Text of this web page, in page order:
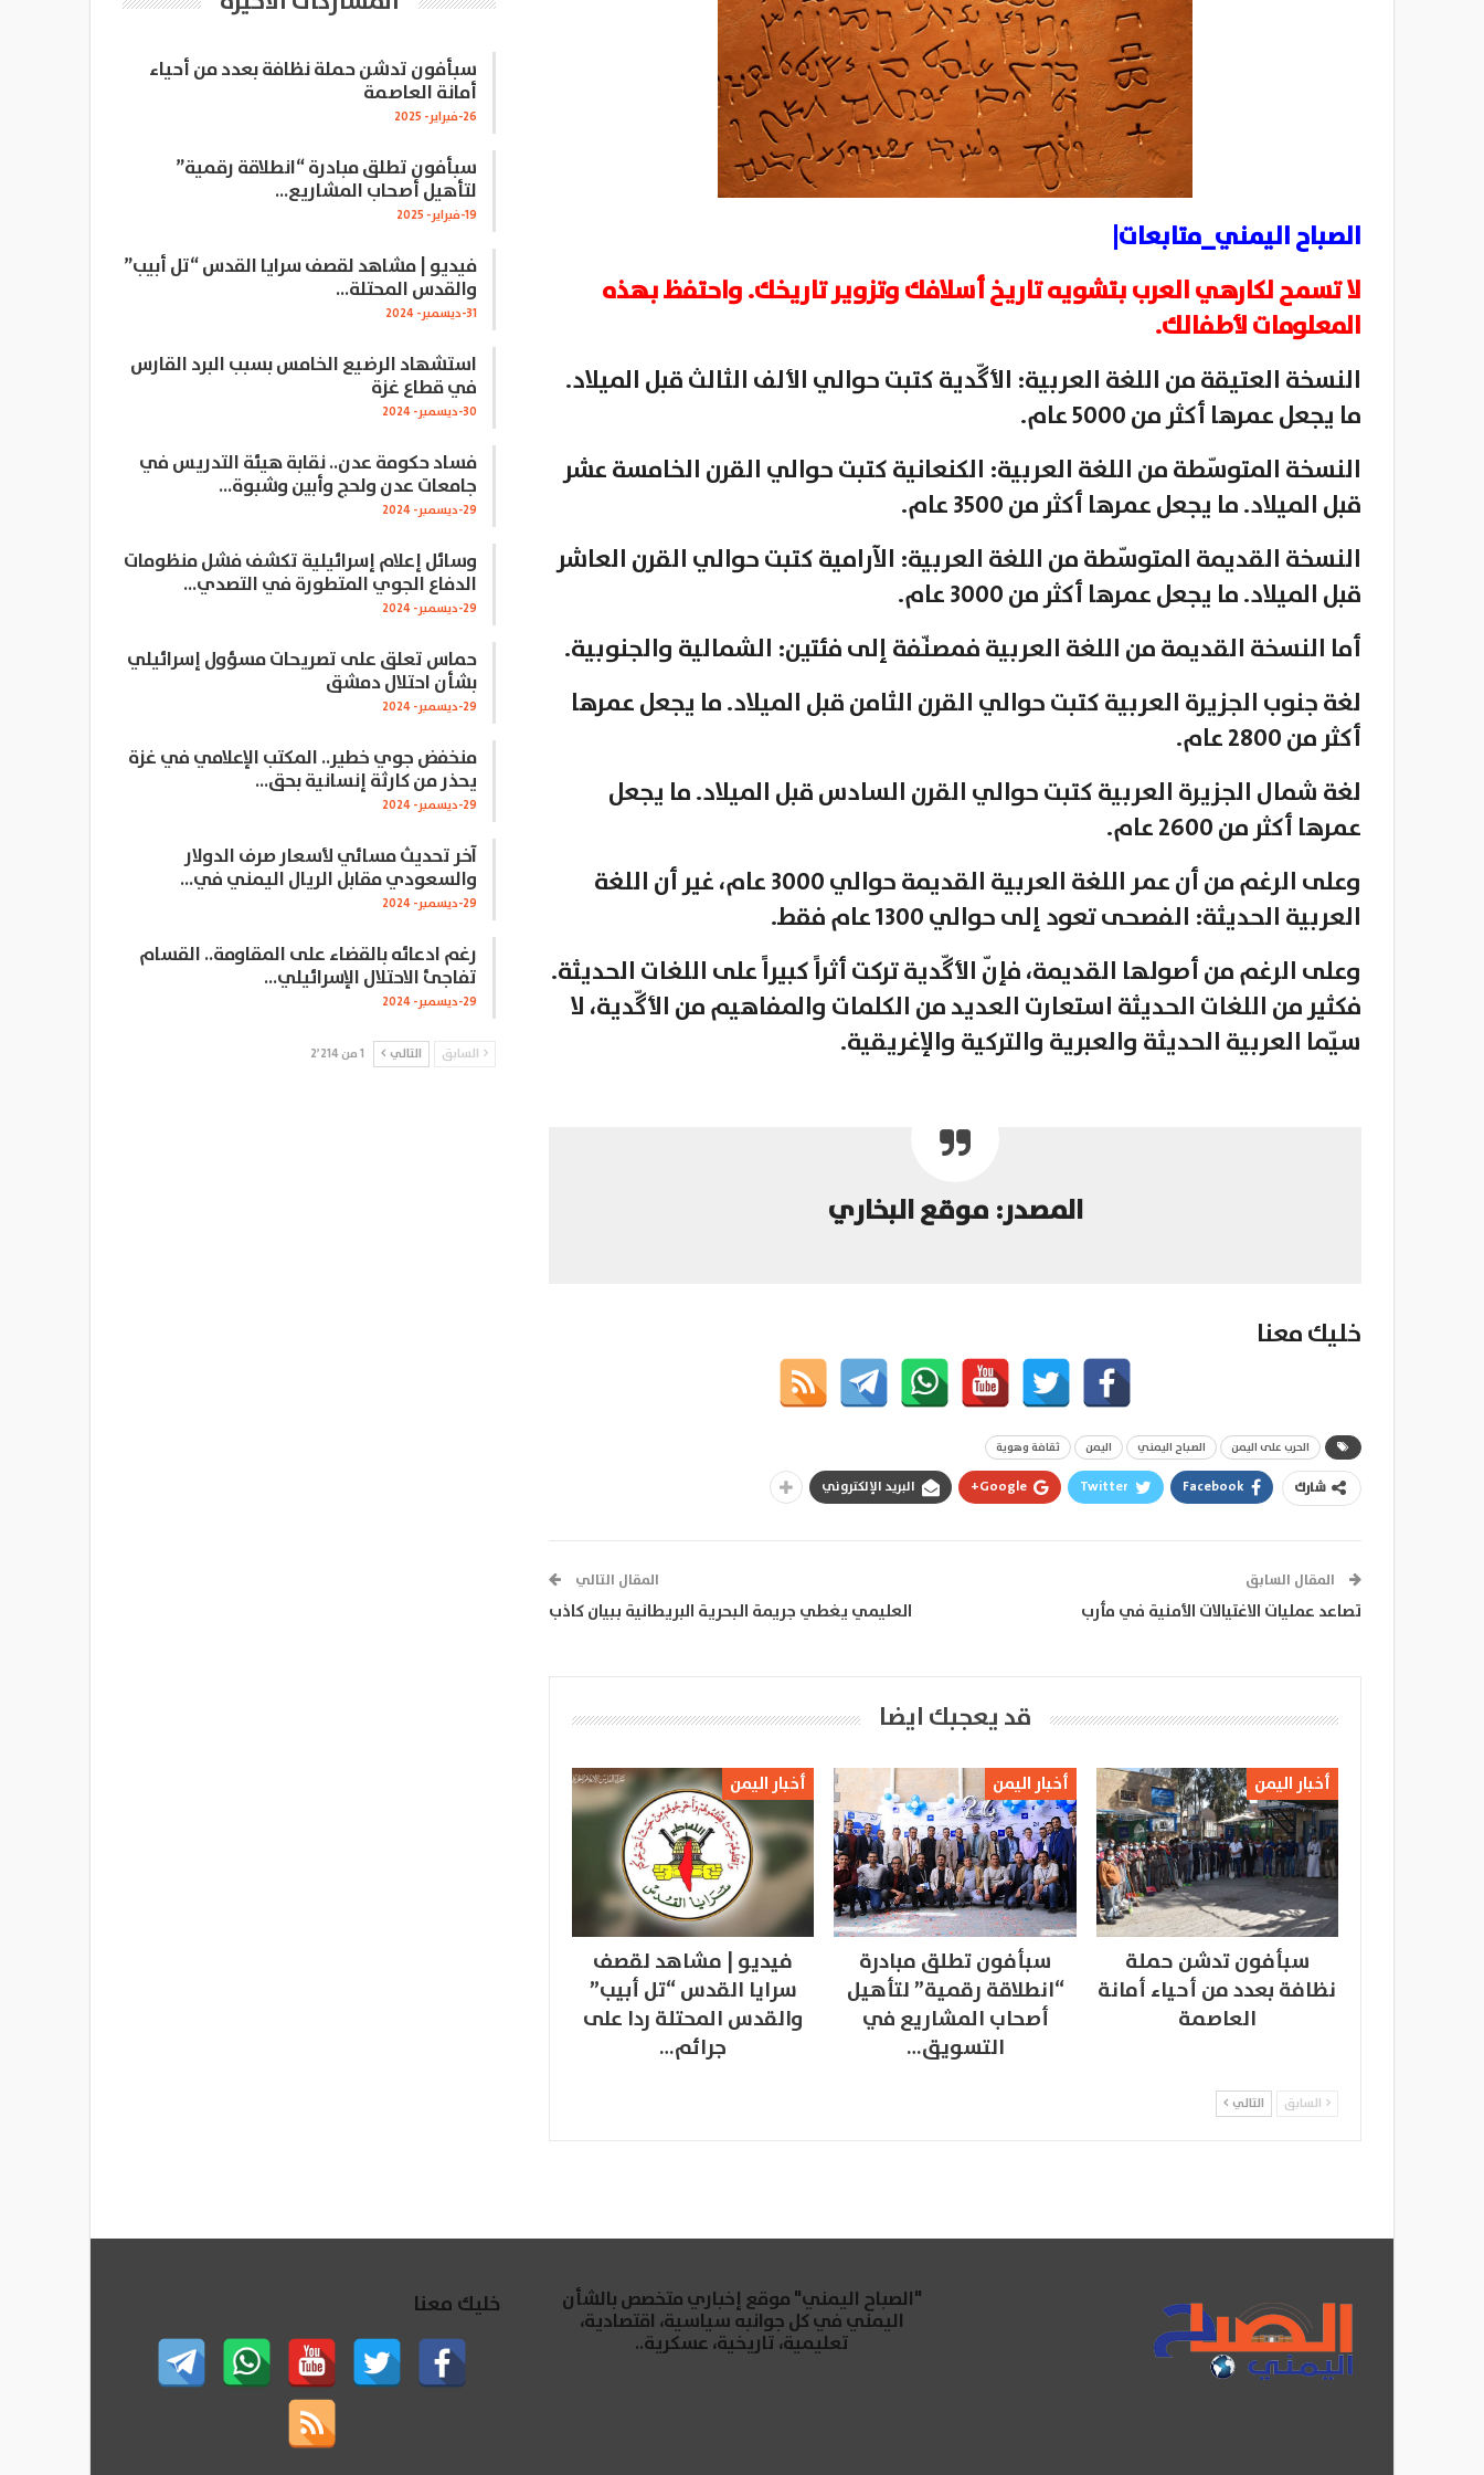
الصباح اليمني_متابعات|
لا تسمح لكارهي العرب بتشويه تاريخ أسلافك وتزوير تاريخك. واحتفظ بهذه
المعلومات لأطفالك.
النسخة العتيقة من اللغة العربية: الأگّدية كتبت حوالي الألف الثالث قبل الميلاد.
ما يجعل عمرها أكثر من 5000 عام.
النسخة المتوسّطة من اللغة العربية: الكنعانية كتبت حوالي القرن الخامسة عشر
قبل الميلاد. ما يجعل عمرها أكثر من 3500 عام.
النسخة القديمة المتوسّطة من اللغة العربية: الآرامية كتبت حوالي القرن العاشر
قبل الميلاد. ما يجعل عمرها أكثر من 3000 عام.
أما النسخة القديمة من اللغة العربية فمصنّفة إلى فئتين: الشمالية والجنوبية.
لغة جنوب الجزيرة العربية كتبت حوالي القرن الثامن قبل الميلاد. ما يجعل عمرها
أكثر من 2800 عام.
لغة شمال الجزيرة العربية كتبت حوالي القرن السادس قبل الميلاد. ما يجعل
عمرها أكثر من 2600 عام.
وعلى الرغم من أن عمر اللغة العربية القديمة حوالي 3000 عام، غير أن اللغة
العربية الحديثة: الفصحى تعود إلى حوالي 1300 عام فقط.
وعلى الرغم من أصولها القديمة، فإنّ الأگّدية تركت أثراً كبيراً على اللغات الحديثة.
فكثير من اللغات الحديثة استعارت العديد من الكلمات والمفاهيم من الأگّدية، لا
سيّما العربية الحديثة والعبرية والتركية والإغريقية.
المصدر: موقع البخاري
خليك معنا
الحرب على اليمن الصباح اليمني اليمن ثقافة وهوية
شارك Facebook
Twitter
Google+ البريد الإلكتروني
المقال السابق
تصاعد عمليات الاغتيالات الأمنية في مأرب
المقال التالي
العليمي يغطي جريمة البحرية البريطانية ببيان كاذب
قد يعجبك ايضا
أخبار اليمن
سبأفون تدشن حملة
نظافة بعدد من أحياء أمانة
العاصمة
أخبار اليمن
سبأفون تطلق مبادرة
“انطلاقة رقمية” لتأهيل
أصحاب المشاريع في
التسويق…
أخبار اليمن
فيديو | مشاهد لقصف
سرايا القدس “تل أبيب”
والقدس المحتلة ردا على
جرائم…
السابق التالي
سبأفون تدشن حملة نظافة بعدد من أحياء
أمانة العاصمة
26-فبراير- 2025
سبأفون تطلق مبادرة “انطلاقة رقمية”
لتأهيل أصحاب المشاريع…
19-فبراير- 2025
فيديو | مشاهد لقصف سرايا القدس “تل أبيب”
والقدس المحتلة…
31-ديسمبر- 2024
استشهاد الرضيع الخامس بسبب البرد القارس
في قطاع غزة
30-ديسمبر- 2024
فساد حكومة عدن.. نقابة هيئة التدريس في
جامعات عدن ولحج وأبين وشبوة…
29-ديسمبر- 2024
وسائل إعلام إسرائيلية تكشف فشل منظومات
الدفاع الجوي المتطورة في التصدي…
29-ديسمبر- 2024
حماس تعلق على تصريحات مسؤول إسرائيلي
بشأن احتلال دمشق
29-ديسمبر- 2024
منخفض جوي خطير.. المكتب الإعلامي في غزة
يحذر من كارثة إنسانية بحق…
29-ديسمبر- 2024
آخر تحديث مسائي لأسعار صرف الدولار
والسعودي مقابل الريال اليمني في…
29-ديسمبر- 2024
رغم ادعائه بالقضاء على المقاومة.. القسام
تفاجئ الاحتلال الإسرائيلي…
29-ديسمبر- 2024
السابق التالي 1 من 2٬214
"الصباح اليمني" موقع إخباري متخصص بالشأن
اليمني في كل جوانبه سياسية، اقتصادية،
تعليمية، تاريخية، عسكرية..
خليك معنا